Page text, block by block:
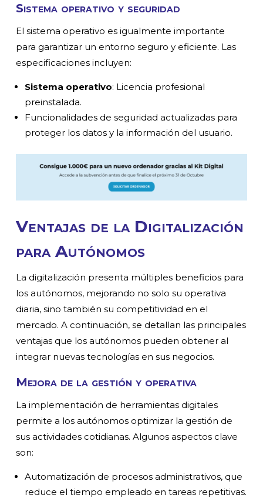
Sistema operativo y seguridad
El sistema operativo es igualmente importante
para garantizar un entorno seguro y eficiente. Las
especificaciones incluyen:
Sistema operativo: Licencia profesional
preinstalada.
Funcionalidades de seguridad actualizadas para
proteger los datos y la información del usuario.
Ventajas de la Digitalización
para Autónomos
La digitalización presenta múltiples beneficios para
los autónomos, mejorando no solo su operativa
diaria, sino también su competitividad en el
mercado. A continuación, se detallan las principales
ventajas que los autónomos pueden obtener al
integrar nuevas tecnologías en sus negocios.
Mejora de la gestión y operativa
La implementación de herramientas digitales
permite a los autónomos optimizar la gestión de
sus actividades cotidianas. Algunos aspectos clave
son:
Automatización de procesos administrativos, que
reduce el tiempo empleado en tareas repetitivas.